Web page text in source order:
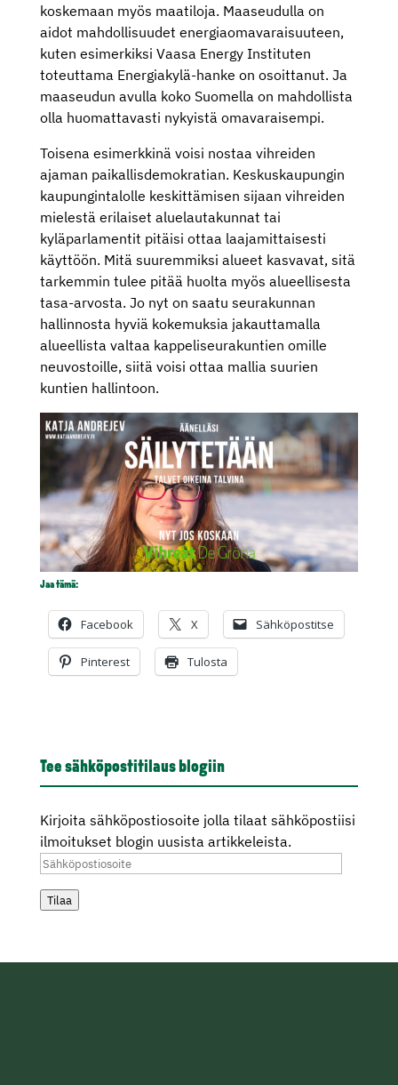
koskemaan myös maatiloja. Maaseudulla on
aidot mahdollisuudet energiaomavaraisuuteen,
kuten esimerkiksi Vaasa Energy Instituten
toteuttama Energiakylä-hanke on osoittanut. Ja
maaseudun avulla koko Suomella on mahdollista
olla huomattavasti nykyistä omavaraisempi.
Toisena esimerkkinä voisi nostaa vihreiden
ajaman paikallisdemokratian. Keskuskaupungin
kaupungintalolle keskittämisen sijaan vihreiden
mielestä erilaiset aluelautakunnat tai
kyläparlamentit pitäisi ottaa laajamittaisesti
käyttöön. Mitä suuremmiksi alueet kasvavat, sitä
tarkemmin tulee pitää huolta myös alueellisesta
tasa-arvosta. Jo nyt on saatu seurakunnan
hallinnosta hyviä kokemuksia jakauttamalla
alueellista valtaa kappeliseurakuntien omille
neuvostoille, siitä voisi ottaa mallia suurien
kuntien hallintoon.
Jaa tämä:
Facebook X Sähköpostitse
Pinterest Tulosta
Tee sähköpostitilaus blogiin
Kirjoita sähköpostiosoite jolla tilaat sähköpostiisi
ilmoitukset blogin uusista artikkeleista.
Sähköpostiosoite
Tilaa